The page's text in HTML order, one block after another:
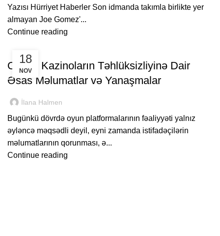
Yazısı Hürriyet Haberler Son idmanda takımla birlikte yer
almayan Joe Gomez'...
Continue reading
18
NOV
Online Kazinoların Təhlüksizliyinə Dair
Əsas Məlumatlar və Yanaşmalar
İlana Halmen
Bugünkü dövrdə oyun platformalarının fəaliyyəti yalnız
əyləncə məqsədli deyil, eyni zamanda istifadəçilərin
məlumatlarının qorunması, ə...
Continue reading